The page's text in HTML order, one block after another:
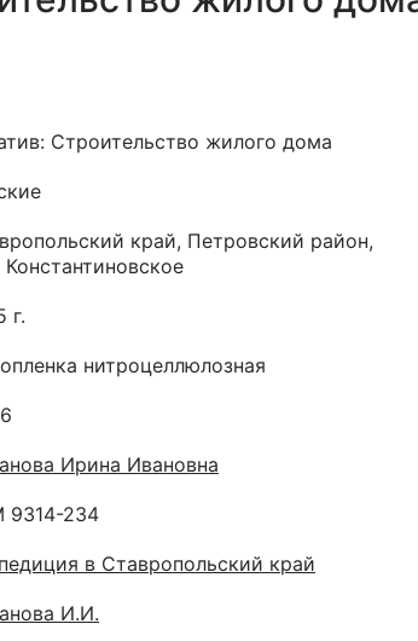
Строительство жилого дома
край, Петровский район,
Константиновское
г.
нитроцеллюлозная
Ирина Ивановна
9314-234
в Ставропольский край
И.И.